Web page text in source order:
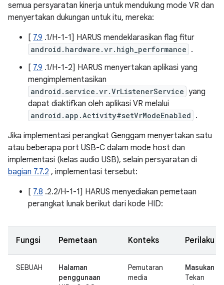
semua persyaratan kinerja untuk mendukung mode VR dan
menyertakan dukungan untuk itu, mereka:
[ 7.9 .1/H-1-1] HARUS mendeklarasikan flag fitur
android.hardware.vr.high_performance .
[ 7.9 .1/H-1-2] HARUS menyertakan aplikasi yang
mengimplementasikan
android.service.vr.VrListenerService yang
dapat diaktifkan oleh aplikasi VR melalui
android.app.Activity#setVrModeEnabled .
Jika implementasi perangkat Genggam menyertakan satu
atau beberapa port USB-C dalam mode host dan
implementasi (kelas audio USB), selain persyaratan di
bagian 7.7.2 , implementasi tersebut:
[ 7.8 .2.2/H-1-1] HARUS menyediakan pemetaan
perangkat lunak berikut dari kode HID:
Fungsi Pemetaan Konteks Perilaku
SEBUAH
Halaman
penggunaan
Pemutaran
media
Masukan
Tekan